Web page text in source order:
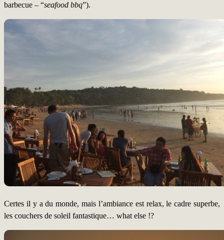
barbecue – “seafood bbq”).
Certes il y a du monde, mais l’ambiance est relax, le cadre superbe,
les couchers de soleil fantastique… what else !?